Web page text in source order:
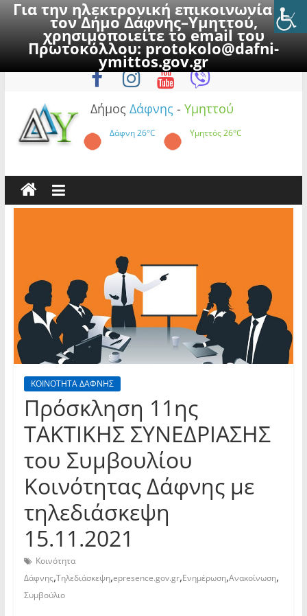
Για την ηλεκτρονική επικοινωνία με
τον Δήμο Δάφνης–Υμηττού,
χρησιμοποιείτε το email του
Πρωτοκόλλου:protokolo@dafni-
ymittos.gov.gr
to
Πέμπτη, 6 Αυγούστου 2026
Δήμος Δάφνης - Υμηττού
Δάφνη26°C Υμηττός26°C
ΚΟΙΝΟΤΗΤΑ ΔΑΦΝΗΣ
Πρόσκληση 11ης
TAKTIKHΣ ΣΥΝΕΔΡΙΑΣΗΣ
του Συμβουλίου
Κοινότητας Δάφνης με
τηλεδιάσκεψη
15.11.2021
Κοινότητα
Δάφνης,Τηλεδιάσκεψη,epresence.gov.gr,Ενημέρωση,Ανακοίνωση,
Συμβούλιο